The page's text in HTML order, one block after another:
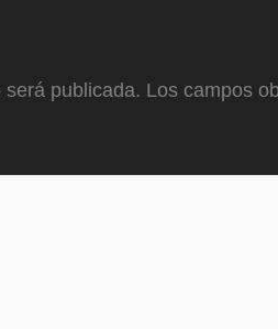
publicada. Los campos